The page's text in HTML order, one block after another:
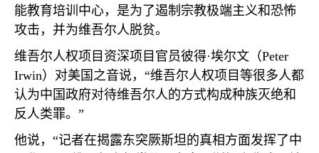
能教育培训中心，是为了遏制宗教极端主义和恐怖
攻击，并为维吾尔人脱贫。
维吾尔人权项目资深项目官员彼得·埃尔文（Peter
Irwin）对美国之音说，“维吾尔人权项目等很多人都
认为中国政府对待维吾尔人的方式构成种族灭绝和
反人类罪。”
他说，“记者在揭露东突厥斯坦的真相方面发挥了中